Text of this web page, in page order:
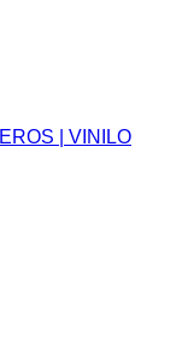
| VINILO